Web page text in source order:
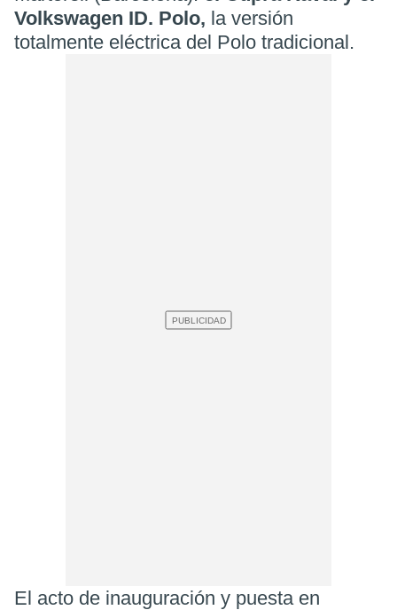
Volkswagen ID. Polo, la versión
totalmente eléctrica del Polo tradicional.
El acto de inauguración y puesta en